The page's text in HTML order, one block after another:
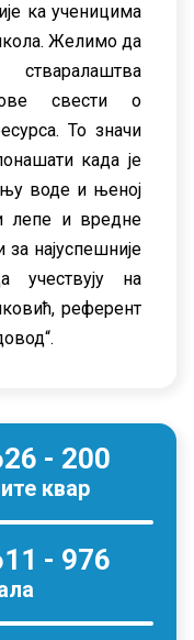
ка ученицима
Желимо да
свести о
То значи
када jе
воде и њеноj
лепе и вредне
за наjуспешниjе
учествуjу на
референт
- 200
квар
- 976